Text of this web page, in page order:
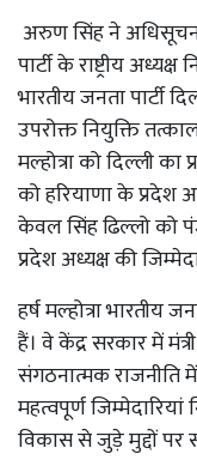
अरुण सिंह ने
पार्टी के राष्ट्रीय अध्यक्ष
भारतीय जनता पार्टी
उपरोक्त नियुक्ति
मल्होत्रा को दिल्ली का
को हरियाणा के प्रदेश
केवल सिंह ढिल्लो को
प्रदेश अध्यक्ष की
हर्ष मल्होत्रा भारतीय
हैं। वे केंद्र सरकार में
संगठनात्मक राजनीति
महत्वपूर्ण
विकास से जुड़े मुद्दों पर